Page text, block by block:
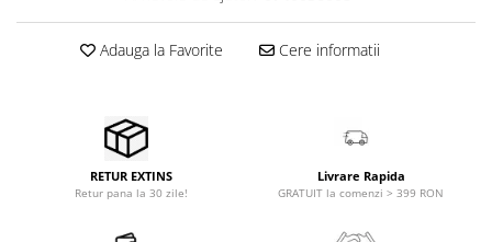
Microfoane de studio
Microfoane de voce si live
Microfoane lavaliera si headset
Microfoane podcast, USB, iOS /
Adauga la Favorite Cere informatii
RETUR EXTINS
Retur pana la 30 zile!
Livrare Rapida
GRATUIT la comenzi > 399 RON